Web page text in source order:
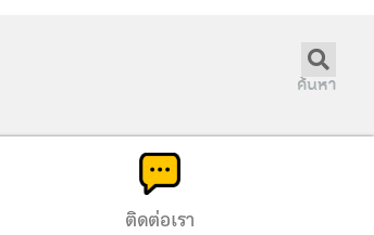
ค้นหา
ติดต่อเรา